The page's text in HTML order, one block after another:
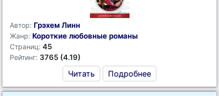
Автор: Грэхем Линн
Жанр: Короткие любовные романы
Страниц: 45
Рейтинг: 3765 (4.19)
Читать Подробнее